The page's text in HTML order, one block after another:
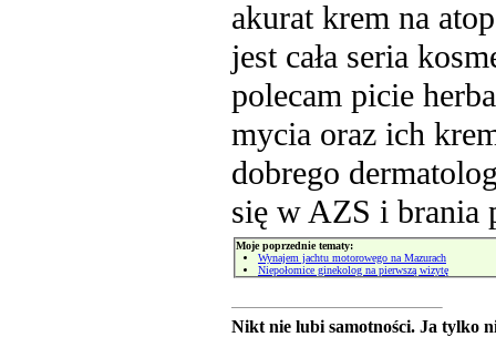
akurat krem na
jest cała seria
polecam picie
mycia oraz ich
dobrego
się w AZS i brania
Moje poprzednie tematy:
Wynajem jachtu motorowego na Mazurach
Niepołomice ginekolog na pierwszą wizytę
Nikt nie lubi samotności. Ja tylko